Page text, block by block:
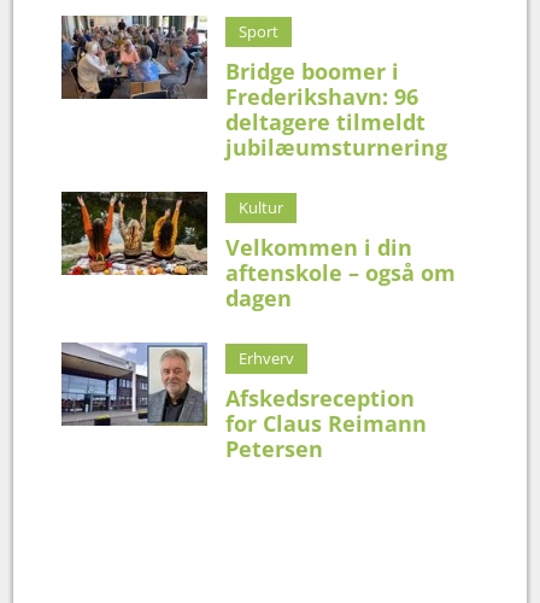
Sport
Bridge boomer i
Frederikshavn: 96
deltagere tilmeldt
jubilæumsturnering
Kultur
Velkommen i din
aftenskole – også om
dagen
Erhverv
Afskedsreception
for Claus Reimann
Petersen